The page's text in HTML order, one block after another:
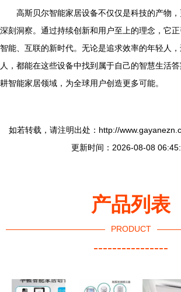
高斯贝尔智能家居设备不仅仅是科技的产物
深刻洞察。通过持续创新和用户至上的理念，它
智能、互联的新时代。无论是追求效率的年轻人
人，都能在这些设备中找到属于自己的智慧生活
耕智能家居领域，为全球用户创造更多可能。
如若转载，请注明出处：http://
更新时间：2026-08-08
产品列表
PRODUCT
----------------